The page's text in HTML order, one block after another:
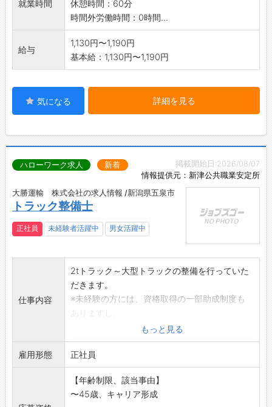
ているので、とても働きやすい職場です♪
【社風】
の幸せを大切にしながら豊かな心と前向きに生
きる力を養い、働く充実感を重視しています◎
3）ワクワク：モチベーションアップ・新しい
4）HAPPY：達成感・充実感・おもてなし・感
動体験
【充実の福利厚生！】
■試乗車貸出（無料）
・長期連休での利用が多く、普段プライベート
では乗れない高級車や電気自動車、ワンボック
スカーなどは特に人気があります！
■同期会・趣味同好会支援（活動資金の一部を
・仕事を離れて、交流を深めることを支援する
制度です♪
■保養・宿泊施設（東京ビュック（会員制オー
ナーズホテル）・グランドウイング舞子高原
・長期連休に多くの申込があり、家族や仲間同
士でのリフレッシュに利用可能です◎
■月2回の2連休日を導入！
斉休日を確保し、プライベートの時間の充実を
図っています◎
就業時間
休憩時間：60分
時間外労働時間：0時間...
給与
1,130円〜1,190円
基本給：1,130円〜1,190円
気になる 詳細を見る
掲載開始日:2026/08/07
情報提供元：新津公共職業安定所
ハローワーク求人 新着
大勝運輸 株式会社の求人情報 /新潟県五泉市
トラック整備士
正社員 未経験者活躍中 男女活躍中
仕事内容
2tトラック～大型トラックの整備を行っていた
だきます。
※未経験の方には、資格取得の一部助成制度も
丁寧に指導いたします。
※経験者の方には、即戦力として活躍していた
だきます。
変更範囲:会社の定める業務
もっと見る
雇用形態 正社員
【年齢制限、該当事由】
〜45歳、キャリア形成